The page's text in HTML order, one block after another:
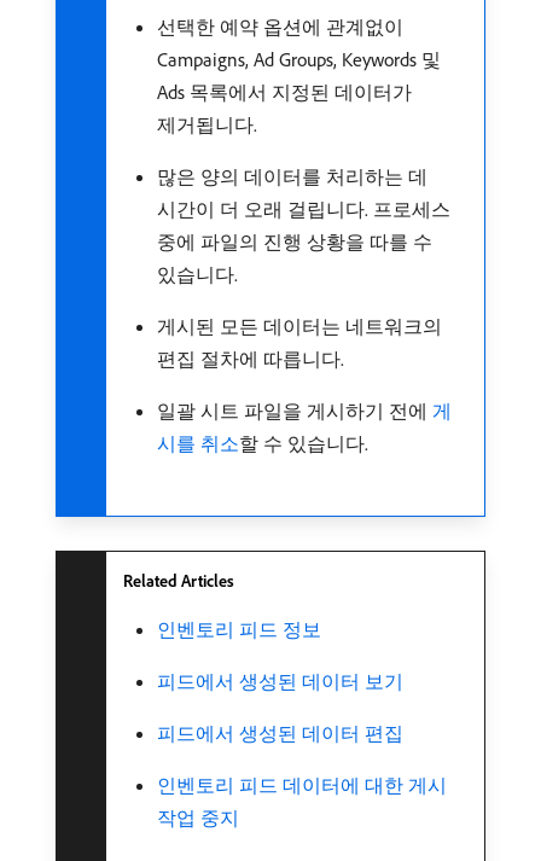
선택한 예약 옵션에 관계없이
Campaigns, Ad Groups, Keywords 및
Ads 목록에서 지정된 데이터가
제거됩니다.
많은 양의 데이터를 처리하는 데
시간이 더 오래 걸립니다. 프로세스
중에 파일의 진행 상황을 따를 수
있습니다.
게시된 모든 데이터는 네트워크의
편집 절차에 따릅니다.
일괄 시트 파일을 게시하기 전에 게
시를 취소할 수 있습니다.
Related Articles
인벤토리 피드 정보
피드에서 생성된 데이터 보기
피드에서 생성된 데이터 편집
인벤토리 피드 데이터에 대한 게시
작업 중지